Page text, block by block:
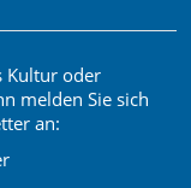
Kultur oder
melden Sie sich
an: